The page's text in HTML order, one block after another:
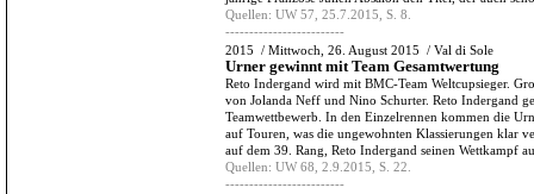
Quellen: UW 57, 25.7.2015, S. 8.
-------------------------
2015 / Mittwoch, 26. August 2015 / Val di Sole
Urner gewinnt mit Team Gesamtwertung
Reto Indergand wird mit BMC-Team Weltcupsieger.
von Jolanda Neff und Nino Schurter. Reto Indergand
Teamwettbewerb. In den Einzelrennen kommen die
auf Touren, was die ungewohnten Klassierungen klar
auf dem 39. Rang, Reto Indergand seinen Wettkampf
Quellen: UW 68, 2.9.2015, S. 22.
-------------------------